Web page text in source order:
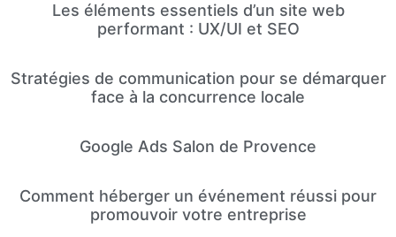
Les éléments essentiels d’un site web
performant : UX/UI et SEO
Stratégies de communication pour se démarquer
face à la concurrence locale
Google Ads Salon de Provence
Comment héberger un événement réussi pour
promouvoir votre entreprise